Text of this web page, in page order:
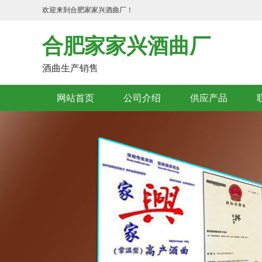
欢迎来到合肥家家兴酒曲厂！
合肥家家兴酒曲厂
酒曲生产销售
网站首页 公司介绍 供应产品